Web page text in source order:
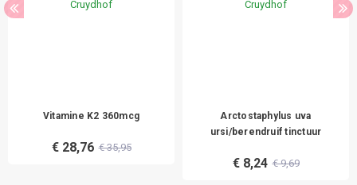
Vitamine K2 360mcg
€ 28,76 € 35,95
Arctostaphylus uva
ursi/berendruif tinctuur
€ 8,24 € 9,69